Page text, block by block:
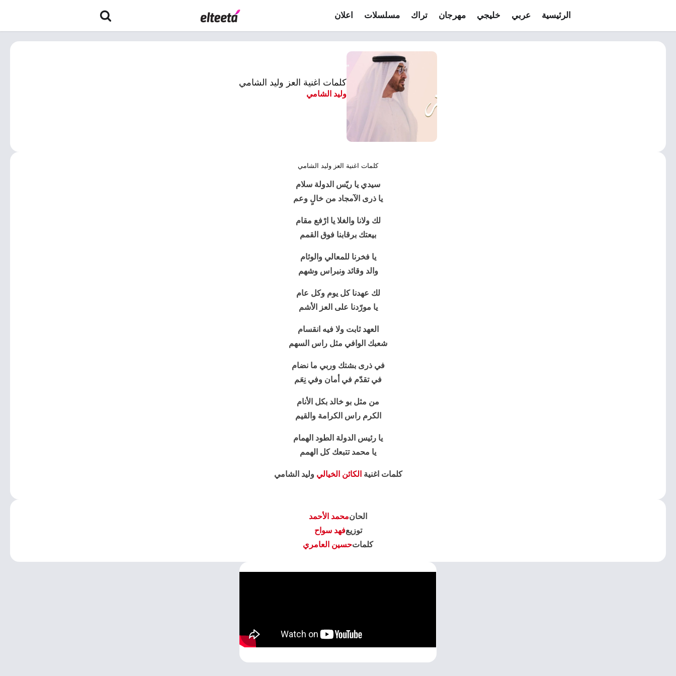
الرئيسية عربي خليجي مهرجان تراك مسلسلات اعلان
كلمات اغنية العز وليد الشامي
وليد الشامي
كلمات اغنية العز وليد الشامي
سيدي يا ريّس الدولة سلام
يا ذرى الآمجاد من خالٍ وعم
لك ولانا والغلا يا ارْفع مقام
بيعتك برقابنا فوق القمم
يا فخرنا للمعالي والوئام
والد وقائد ونبراس وشهم
لك عهدنا كل يوم وكل عام
يا مورّدنا على العز الأشم
العهد ثابت ولا فيه انقسام
شعبك الوافي مثل راس السهم
في ذرى بشتك وربي ما نضام
في تقدّم في أمان وفي نِعَم
من مثل بو خالد بكل الأنام
الكرم راس الكرامة والقيم
يا رئيس الدولة الطود الهمام
يا محمد تتبعك كل الهمم
كلمات اغنية الكائن الخيالي وليد الشامي
الحانمحمد الأحمد
توزيعفهد سواح
كلماتحسين العامري